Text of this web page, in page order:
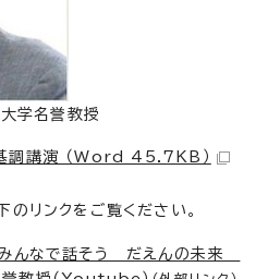
学名誉教授
調講演 （Word 45.7KB）
リンクをご覧ください。
なで話そう だえんの未来